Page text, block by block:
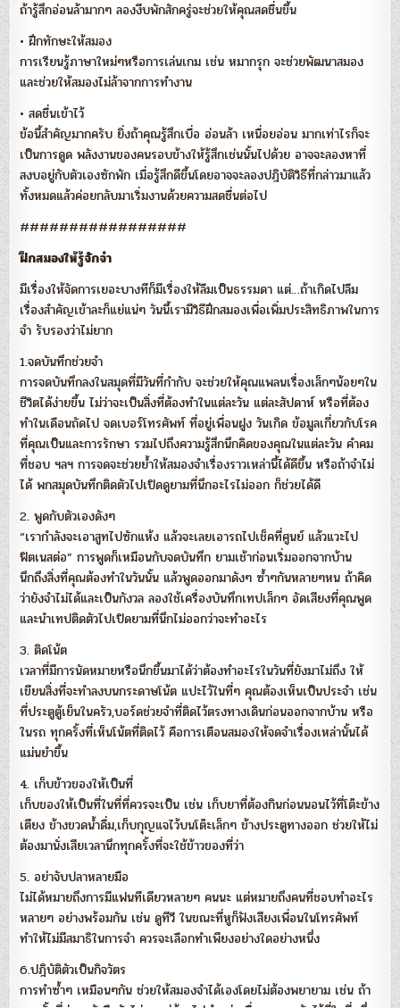
ถ้ารู้สึกอ่อนล้ามากๆ ลองงีบพักสักครู่จะช่วยให้คุณสดชื่นขึ้น
• ฝึกทักษะให้สมอง
การเรียนรู้ภาษาใหม่ๆหรือการเล่นเกม เช่น หมากรุก จะช่วยพัฒนาสมอง
และช่วยให้สมองไม่ล้าจากการทำงาน
• สดชื่นเข้าไว้
ข้อนี้สำคัญมากครับ ยิ่งถ้าคุณรู้สึกเบื่อ อ่อนล้า เหนื่อยอ่อน มากเท่าไรก็จะ
เป็นการดูด พลังงานของคนรอบข้างให้รู้สึกเช่นนั้นไปด้วย อาจจะลองหาที่
สงบอยู่กับตัวเองซักพัก เมื่อรู้สึกดีขึ้นโดยอาจจะลองปฎิบัติวิธีที่กล่าวมาแล้ว
ทั้งหมดแล้วค่อยกลับมาเริ่มงานด้วยความสดชื่นต่อไป
#################
ฝึกสมองให้รู้จักจำ
มีเรื่องให้จัดการเยอะบางทีก็มีเรื่องให้ลืมเป็นธรรมดา แต่…ถ้าเกิดไปลืม
เรื่องสำคัญเข้าละก็แย่แน่ๆ วันนี้เรามีวิธีฝึกสมองเพื่อเพิ่มประสิทธิภาพในการ
จำ รับรองว่าไม่ยาก
1.จดบันทึกช่วยจำ
การจดบันทึกลงในสมุดที่มีวันที่กำกับ จะช่วยให้คุณแพลนเรื่องเล็กๆน้อยๆใน
ชีวิตได้ง่ายขึ้น ไม่ว่าจะเป็นสิ่งที่ต้องทำในแต่ละวัน แต่ละสัปดาห์ หรือที่ต้อง
ทำในเดือนถัดไป จดเบอร์โทรศัพท์ ที่อยู่เพื่อนฝูง วันเกิด ข้อมูลเกี่ยวกับโรค
ที่คุณเป็นและการรักษา รวมไปถึงความรู้สึกนึกคิดของคุณในแต่ละวัน คำคม
ที่ชอบ ฯลฯ การจดจะช่วยย้ำให้สมองจำเรื่องราวเหล่านี้ได้ดีขึ้น หรือถ้าจำไม่
ได้ พกสมุดบันทึกติดตัวไปเปิดดูยามที่นึกอะไรไม่ออก ก็ช่วยได้ดี
2. พูดกับตัวเองดังๆ
“เรากำลังจะเอาสูทไปซักแห้ง แล้วจะเลยเอารถไปเช็คที่ศูนย์ แล้วแวะไป
ฟิตเนสต่อ” การพูดก็เหมือนกับจดบันทึก ยามเช้าก่อนเริ่มออกจากบ้าน
นึกถึงสิ่งที่คุณต้องทำในวันนั้น แล้วพูดออกมาดังๆ ซ้ำๆกันหลายๆหน ถ้าคิด
ว่ายังจำไม่ได้และเป็นกังวล ลองใช้เครื่องบันทึกเทปเล็กๆ อัดเสียงที่คุณพูด
และนำเทปติดตัวไปเปิดยามที่นึกไม่ออกว่าจะทำอะไร
3. ติดโน้ต
เวลาที่มีการนัดหมายหรือนึกขึ้นมาได้ว่าต้องทำอะไรในวันที่ยังมาไม่ถึง ให้
เขียนสิ่งที่จะทำลงบนกระดาษโน้ต แปะไว้ในที่ๆ คุณต้องเห็นเป็นประจำ เช่น
ที่ประตูตู้เย็นในครัว,บอร์ดช่วยจำที่ติดไว้ตรงทางเดินก่อนออกจากบ้าน หรือ
ในรถ ทุกครั้งที่เห็นโน้ตที่ติดไว้ คือการเตือนสมองให้จดจำเรื่องเหล่านั้นได้
แม่นยำขึ้น
4. เก็บข้าวของให้เป็นที่
เก็บของให้เป็นที่ในที่ที่ควรจะเป็น เช่น เก็บยาที่ต้องกินก่อนนอนไว้ที่โต๊ะข้าง
เตียง ข้างขวดน้ำดื่ม,เก็บกุญแจไว้บนโต๊ะเล็กๆ ข้างประตูทางออก ช่วยให้ไม่
ต้องมานั่งเสียเวลานึกทุกครั้งที่จะใช้ข้าวของที่ว่า
5. อย่าจับปลาหลายมือ
ไม่ได้หมายถึงการมีแฟนทีเดียวหลายๆ คนนะ แต่หมายถึงคนที่ชอบทำอะไร
หลายๆ อย่างพร้อมกัน เช่น ดูทีวี ในขณะที่หูก็ฟังเสียงเพื่อนในโทรศัพท์
ทำให้ไม่มีสมาธิในการจำ ควรจะเลือกทำเพียงอย่างใดอย่างหนึ่ง
6.ปฎิบัติตัวเป็นกิจวัตร
การทำซ้ำๆ เหมือนๆกัน ช่วยให้สมองจำได้เองโดยไม่ต้องพยายาม เช่น ถ้า